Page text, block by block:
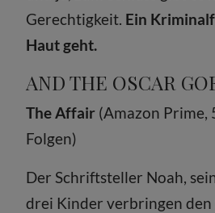
Gerechtigkeit. Ein
Haut geht.
AND THE OSCAR
The Affair (Amazon Prime,
Folgen)
Der Schriftsteller Noah,
drei Kinder verbringen den